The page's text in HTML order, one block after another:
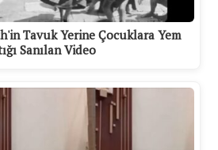
Tavuk Yerine Çocuklara Yem
Sanılan Video